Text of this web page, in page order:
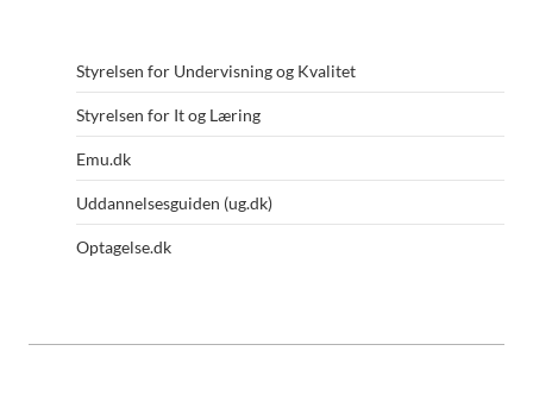
Styrelsen for Undervisning og Kvalitet
Styrelsen for It og Læring
Emu.dk
Uddannelsesguiden (ug.dk)
Optagelse.dk